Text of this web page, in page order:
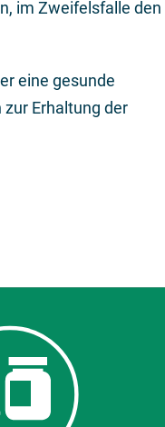
im Zweifelsfalle den
eine gesunde
Erhaltung der